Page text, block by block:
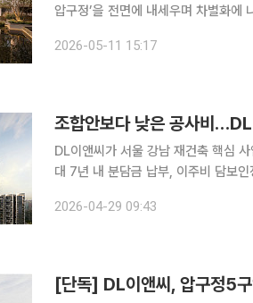
압구정’을 전면에 내세우며 차별화에
역에 ‘아크로 압구정(ACRO
2026-05-11 15:17
조합안보다 낮은 공사비
DL이앤씨가 서울 강남 재건축 핵심
대 7년 내 분담금 납부, 이주비 담보인
공사비로 제안했다. 물가 상승에 따른
2026-04-29 09:43